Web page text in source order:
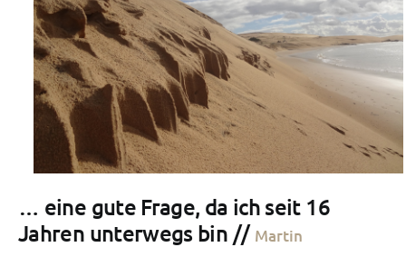
… eine gute Frage, da ich seit 16
Jahren unterwegs bin // Martin